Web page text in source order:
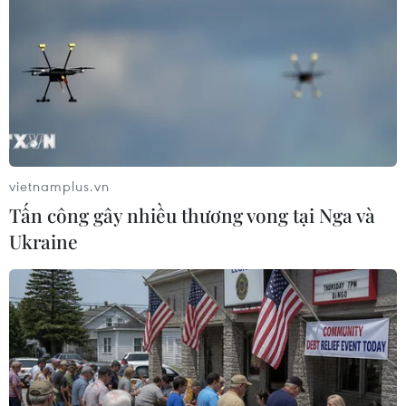
Theo dõi VietnamPlus
TIN LIÊN QUAN
vietnamplus.vn
Tấn công gây nhiều thương vong tại Nga và
Ukraine